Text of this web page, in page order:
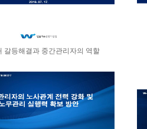
갈등해결과 중간관리자의 역할